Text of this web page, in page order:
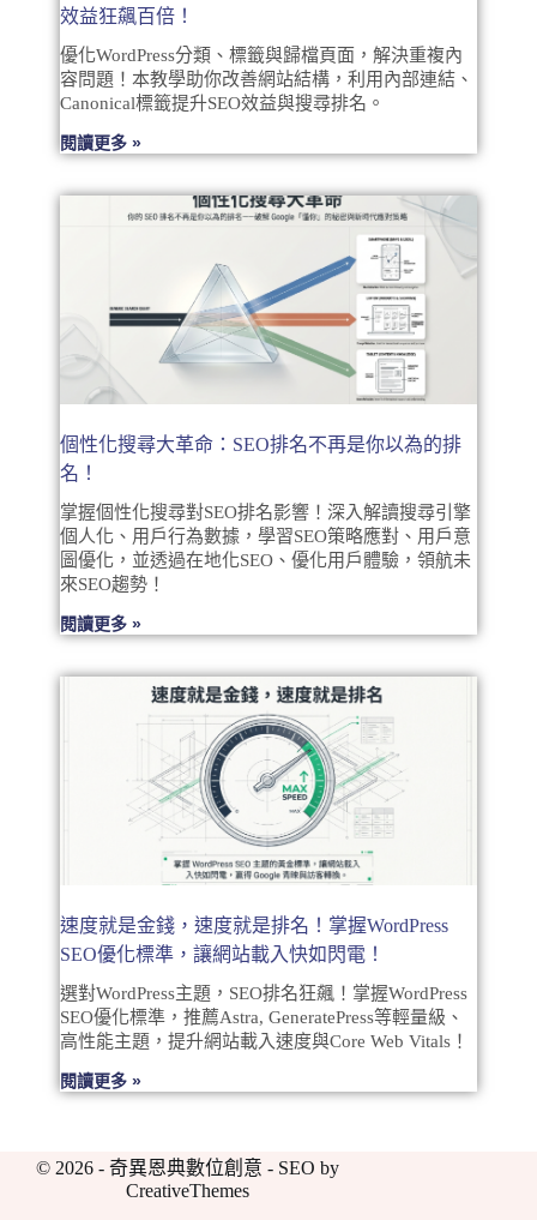
效益狂飆百倍！
優化WordPress分類、標籤與歸檔頁面，解決重複內
容問題！本教學助你改善網站結構，利用內部連結、
Canonical標籤提升SEO效益與搜尋排名。
閱讀更多 »
個性化搜尋大革命：SEO排名不再是你以為的排
名！
掌握個性化搜尋對SEO排名影響！深入解讀搜尋引擎
個人化、用戶行為數據，學習SEO策略應對、用戶意
圖優化，並透過在地化SEO、優化用戶體驗，領航未
來SEO趨勢！
閱讀更多 »
速度就是金錢，速度就是排名！掌握WordPress
SEO優化標準，讓網站載入快如閃電！
選對WordPress主題，SEO排名狂飆！掌握WordPress
SEO優化標準，推薦Astra, GeneratePress等輕量級、
高性能主題，提升網站載入速度與Core Web Vitals！
閱讀更多 »
© 2026 - 奇異恩典數位創意 - SEO by
CreativeThemes